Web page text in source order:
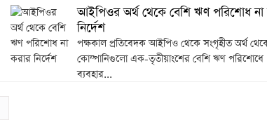
আইপিওর অর্থ থেকে বেশি ঋণ পরিশোধ না
নির্দেশ
পক্ষকাল প্রতিবেদক আইপিও থেকে সংগৃহীত অর্থ
কোম্পানিগুলো এক-তৃতীয়াংশের বেশি ঋণ পরিশোধে
ব্যবহার...